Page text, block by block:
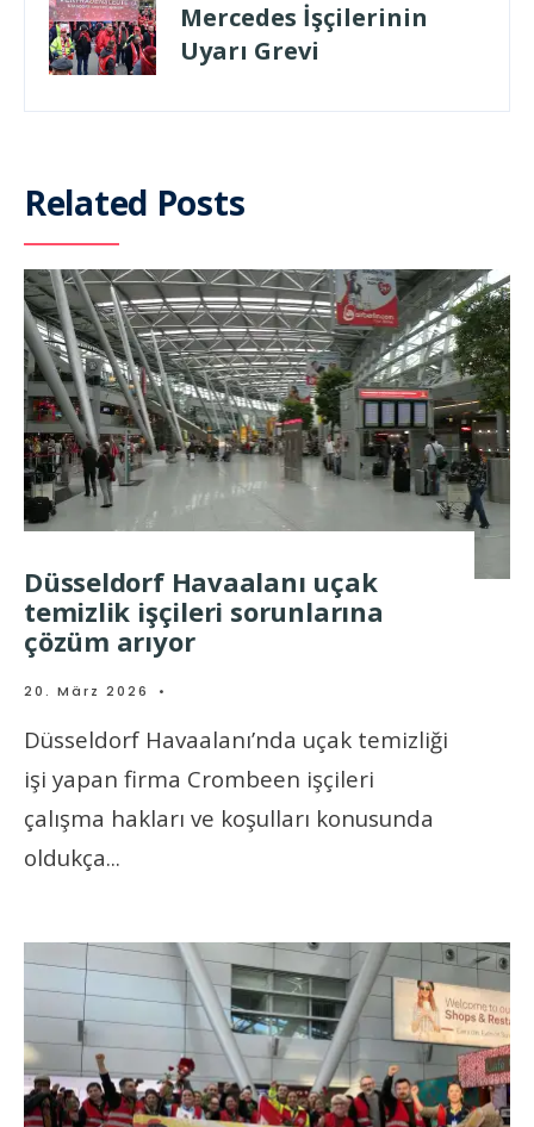
Mercedes İşçilerinin
Uyarı Grevi
Related Posts
Düsseldorf Havaalanı uçak
temizlik işçileri sorunlarına
çözüm arıyor
20. März 2026 •
Düsseldorf Havaalanı’nda uçak temizliği
işi yapan firma Crombeen işçileri
çalışma hakları ve koşulları konusunda
oldukça...